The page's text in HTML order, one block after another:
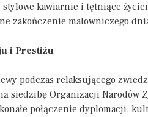
kawiarnie i tętniące
zakończenie malowniczego
i Prestiżu
podczas relaksującego
siedzibę Organizacji Narodów
połączenie dyplomacji,